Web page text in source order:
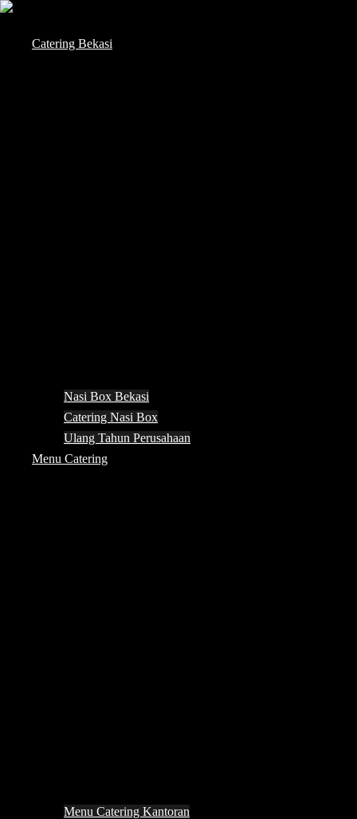
Skip
content
Catering Bekasi
Nasi Box Bekasi
Catering Nasi Box
Ulang Tahun Perusahaan
Menu Catering
Menu Catering Kantoran